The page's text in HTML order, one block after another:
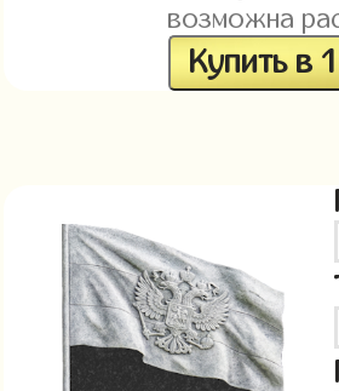
возможна
Купить в